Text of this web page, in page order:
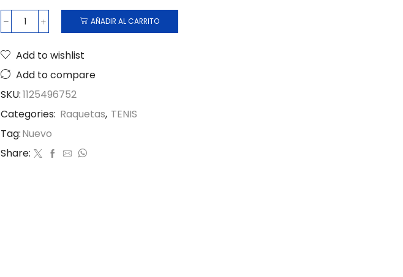
AÑADIR AL CARRITO
Add to wishlist
Add to compare
SKU:1125496752
Categories: Raquetas, TENIS
Tag:Nuevo
Share: